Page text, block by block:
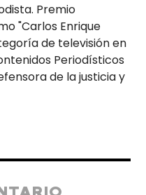
Premio
"Carlos Enrique
de televisión en
Periodísticos
de la justicia y